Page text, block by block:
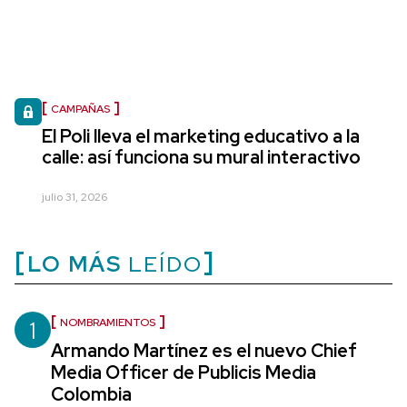
CAMPAÑAS
El Poli lleva el marketing educativo a la
calle: así funciona su mural interactivo
julio 31, 2026
LO MÁS LEÍDO
1 NOMBRAMIENTOS
Armando Martínez es el nuevo Chief
Media Officer de Publicis Media
Colombia